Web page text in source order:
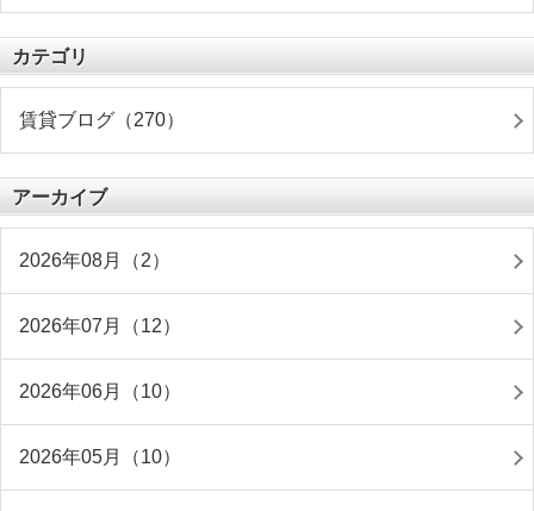
カテゴリ
賃貸ブログ（270）
アーカイブ
2026年08月（2）
2026年07月（12）
2026年06月（10）
2026年05月（10）